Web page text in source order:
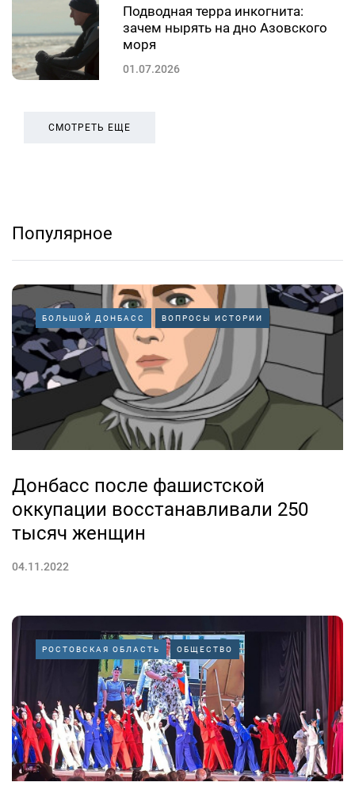
Подводная терра инкогнита:
зачем нырять на дно Азовского
моря
01.07.2026
СМОТРЕТЬ ЕЩЕ
Популярное
БОЛЬШОЙ ДОНБАСС ВОПРОСЫ ИСТОРИИ
Донбасс после фашистской
оккупации восстанавливали 250
тысяч женщин
04.11.2022
РОСТОВСКАЯ ОБЛАСТЬ ОБЩЕСТВО